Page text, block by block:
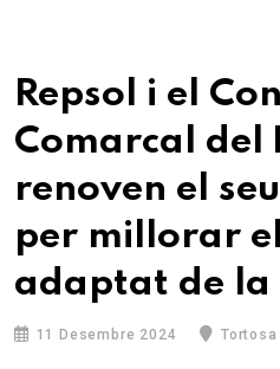
Repsol i el
Comarcal del
renoven el
per millorar
adaptat de la
11 Desembre 2024 Tortosa